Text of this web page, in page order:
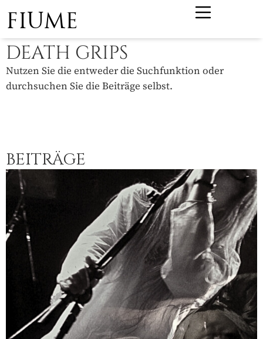
FIUME
DEATH GRIPS
Nutzen Sie die entweder die Suchfunktion oder
durchsuchen Sie die Beiträge selbst.
BEITRÄGE